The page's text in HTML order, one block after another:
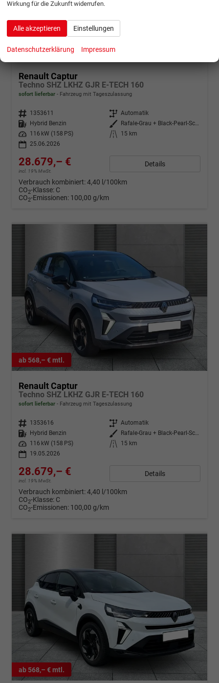
ab 568,– € mtl.
Renault Captur
Techno SHZ LKHZ GJR E-TECH 160
sofort lieferbar Fahrzeug mit Tageszulassung
Fahrzeugnr. 1353611 Getriebe Automatik
Kraftstoff
Hybrid Benzin Außenfarbe
Rafale-Grau + Black-Pearl-Schwar
Leistung
116 kW (158 PS) Kilometerstand
15 km
25.06.2026
28.679,– €
incl. 19% MwSt.
Details
Verbrauch kombiniert:4,40 l/100km
CO2-Klasse: C
CO2-Emissionen: 100,00 g/km
ab 568,– € mtl.
Renault Captur
Techno SHZ LKHZ GJR E-TECH 160
sofort lieferbar Fahrzeug mit Tageszulassung
Fahrzeugnr. 1353616 Getriebe Automatik
Kraftstoff
Hybrid Benzin Außenfarbe
Rafale-Grau + Black-Pearl-Schwar
Leistung
116 kW (158 PS) Kilometerstand
15 km
19.05.2026
28.679,– €
incl. 19% MwSt.
Details
Verbrauch kombiniert:4,40 l/100km
CO2-Klasse: C
CO2-Emissionen: 100,00 g/km
ab 568,– € mtl.
Wirkung für die Zukunft widerrufen.
Alle akzeptieren Einstellungen
Datenschutzerklärung Impressum